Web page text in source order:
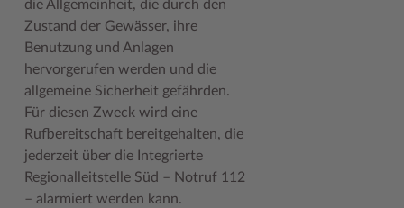
Geodatenportale (Kreiskarte)
Kfz-Zulassung
Kontakt / Öffnungszeiten
Leistungen
Lexikon
Fotoarchiv
Hitzeschutz
Klimaanpassungskonzept
Lokales Wetter
Newsletter
Kreispräsident
Kreistag und Ausschüsse
Kreistag Sitzungskalender
Landrat
Sonderbereiche
Offene Stellen
Praktika und FSJ
Weiterbildung beim Kreis Stormarn
Klimaschutz beim Kreis Stormarn
Projekt e-Gewerbe
Stormarner Bündnis für bezahlbares Wohnen
Zahlen, Daten, Fakten
Kulturelle Einrichtungen
Museen
Naturschutzgebiete
Storchenhorste
Lieblingsplätze in der Metropolregion
die Allgemeinheit, die durch den
Zustand der Gewässer, ihre
Benutzung und Anlagen
hervorgerufen werden und die
allgemeine Sicherheit gefährden.
Für diesen Zweck wird eine
Rufbereitschaft bereitgehalten, die
jederzeit über die Integrierte
Regionalleitstelle Süd – Notruf 112
– alarmiert werden kann.